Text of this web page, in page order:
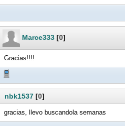
Marce333 [0]
Gracias!!!!
nbk1537 [0]
gracias, llevo buscandola semanas